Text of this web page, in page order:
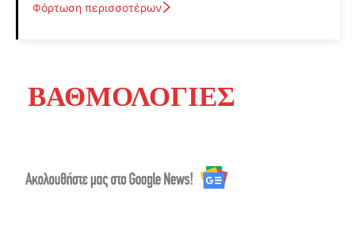
Φόρτωση περισσοτέρων
ΒΑΘΜΟΛΟΓΙΕΣ